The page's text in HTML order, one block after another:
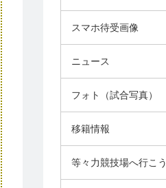
スマホ待受画像
ニュース
フォト（試合写真）
移籍情報
等々力競技場へ行こう